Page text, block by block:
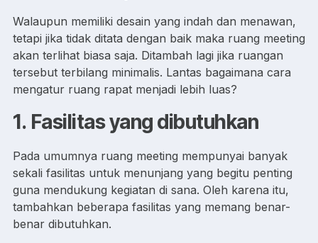
Walaupun memiliki desain yang indah dan menawan,
tetapi jika tidak ditata dengan baik maka ruang meeting
akan terlihat biasa saja. Ditambah lagi jika ruangan
tersebut terbilang minimalis. Lantas bagaimana cara
mengatur ruang rapat menjadi lebih luas?
1. Fasilitas yang dibutuhkan
Pada umumnya ruang meeting mempunyai banyak
sekali fasilitas untuk menunjang yang begitu penting
guna mendukung kegiatan di sana. Oleh karena itu,
tambahkan beberapa fasilitas yang memang benar-
benar dibutuhkan.